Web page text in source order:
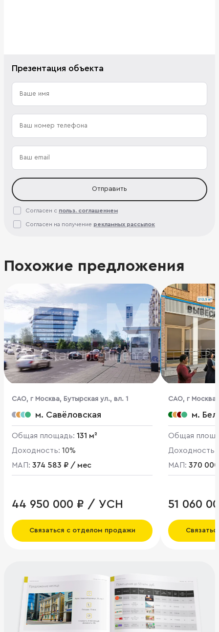
Презентация объекта
Отправить
Согласен с польз. соглашением
Согласен на получение рекламных рассылок
Похожие предложения
CАО, г Москва, Бутырская ул., вл. 1
м. Савёловская
Общая площадь: 131 м²
Доходность: 10%
МАП: 374 583 ₽ / мес
44 950 000 ₽ / УСН
Связаться с отделом продажи
CАО, г
м.
Общая
Доходность:
МАП: 370
51 060